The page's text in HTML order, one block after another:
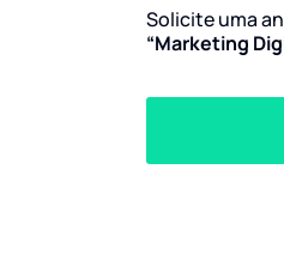
Solicite uma
“Marketing